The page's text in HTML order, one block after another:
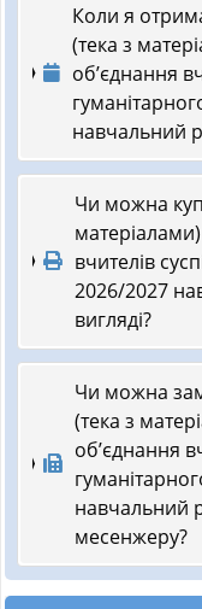
Коли я
(тека з
об’єднання
навчальний
Чи можна
вчителів
2026/2027
вигляді?
Чи можна
(тека з
об’єднання
навчальний
месенжеру?